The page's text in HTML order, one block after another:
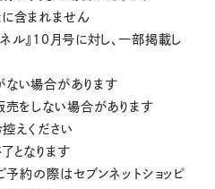
含まれません
ル』10月号に対し、一部掲載し
い場合があります
をしない場合があります
えください
となります
約の際はセブンネットショッピ